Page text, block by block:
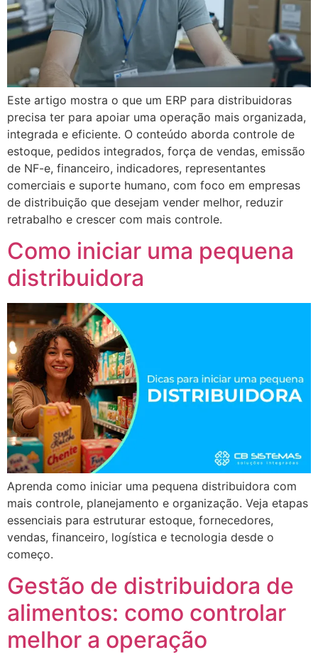
Este artigo mostra o que um ERP para distribuidoras
precisa ter para apoiar uma operação mais organizada,
integrada e eficiente. O conteúdo aborda controle de
estoque, pedidos integrados, força de vendas, emissão
de NF-e, financeiro, indicadores, representantes
comerciais e suporte humano, com foco em empresas
de distribuição que desejam vender melhor, reduzir
retrabalho e crescer com mais controle.
Como iniciar uma pequena
distribuidora
Aprenda como iniciar uma pequena distribuidora com
mais controle, planejamento e organização. Veja etapas
essenciais para estruturar estoque, fornecedores,
vendas, financeiro, logística e tecnologia desde o
começo.
Gestão de distribuidora de
alimentos: como controlar
melhor a operação